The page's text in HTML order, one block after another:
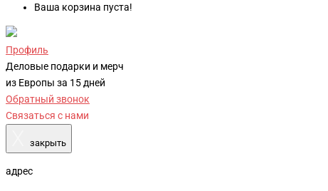
Ваша корзина пуста!
Профиль
Деловые подарки и мерч
из Европы за 15 дней
Обратный звонок
Связаться с нами
закрыть
адрес